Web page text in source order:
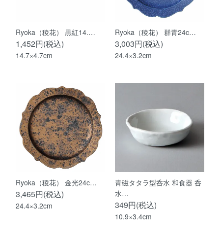
Ryoka（稜花） 黒紅14.…
1,452円(税込)
14.7×4.7cm
Ryoka（稜花） 群青24c…
3,003円(税込)
24.4×3.2cm
Ryoka（稜花） 金光24c…
3,465円(税込)
24.4×3.2cm
青磁タタラ型呑水 和食器 呑
水…
349円(税込)
10.9×3.4cm